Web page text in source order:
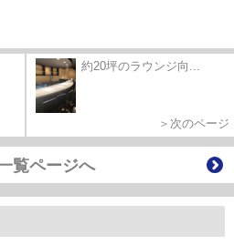
約20坪のラウンジ向...
＞次のページ
覧ページへ